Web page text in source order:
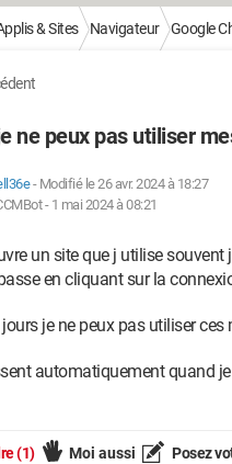
& Sites Navigateur Google
ne peux pas utiliser
- Modifié le 26 avr. 2024 à 18:27
-1 mai 2024 à 08:21
un site que j utilise
en cliquant sur la
je ne peux pas utiliser ces
automatiquement quand
(1) Moi aussi Posez